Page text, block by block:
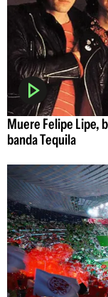
Muere Felipe Lipe,
banda Tequila